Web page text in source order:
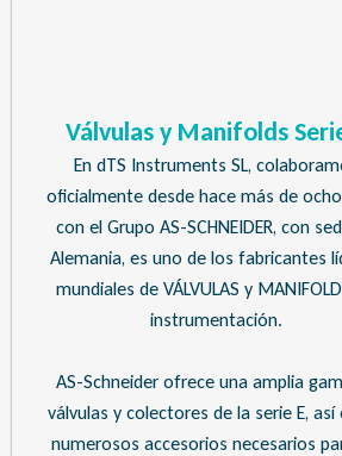
Válvulas y Manifolds
En dTS Instruments SL,
oficialmente desde hace más de
con el Grupo AS-SCHNEIDER, con
Alemania, es uno de los fabricantes
mundiales de VÁLVULAS y
instrumentación.
AS-Schneider ofrece una amplia
válvulas y colectores de la serie E, así
numerosos accesorios necesarios